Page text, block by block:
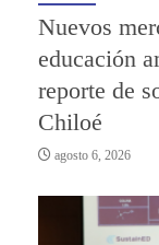
Nuevos
educación
reporte de
Chiloé
agosto 6, 2026